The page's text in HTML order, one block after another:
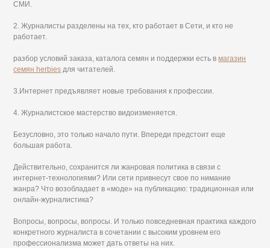
СМИ.
2. Журналисты разделены на тех, кто работает в Сети, и кто не
работает.
разбор условий заказа, каталога семян и поддержки есть вмагазин
семян herbies для читателей.
3.Интернет предъявляет новые требования к профессии.
4. Журналистское мастерство видоизменяется.
Безусловно, это только начало пути. Впереди предстоит еще
большая работа.
Действительно, сохранится ли жанровая политика в связи с
интернет-технологиями? Или сети привнесут свое по нимание
жанра? Что возобладает в «моде» на публикацию: традиционная или
онлайн-журналистика?
Вопросы, вопросы, вопросы. И только повседневная практика каждого
конкретного журналиста в сочетании с высоким уровнем его
профессионализма может дать ответы на них.